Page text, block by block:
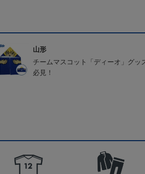
山形
チームマスコット「ディーオ」グッ
必見！